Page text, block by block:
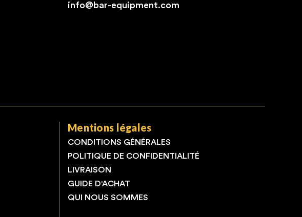
info@bar-equipment.com
Mentions légales
CONDITIONS GÉNÉRALES
POLITIQUE DE CONFIDENTIALITÉ
LIVRAISON
GUIDE D'ACHAT
QUI NOUS SOMMES